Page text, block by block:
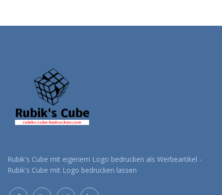
Rubik's Cube mit eigenem Logo bedrucken als Werbeartikel -
Rubik's Cube mit Logo bedrucken lassen